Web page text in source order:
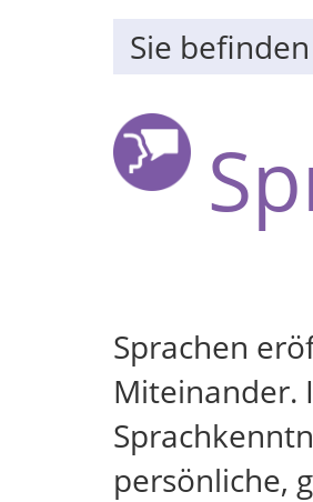
Sie
Sprachen
Miteinander.
persönliche,